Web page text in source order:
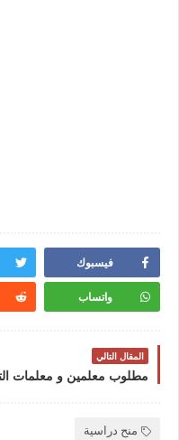
فيسبوك
واتساب
المقال التالي
منح دراسية